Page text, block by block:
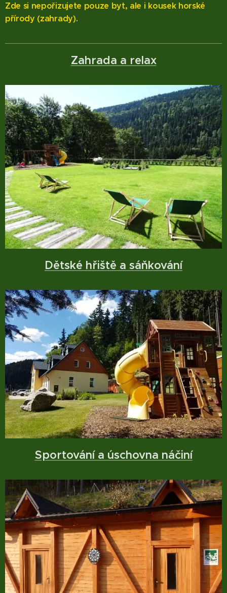
Zde si nepořizujete pouze byt, ale i kousek horské
přírody (zahrady).
Zahrada a relax
Dětské hřiště a sáňkování
Sportování a úschovna náčiní